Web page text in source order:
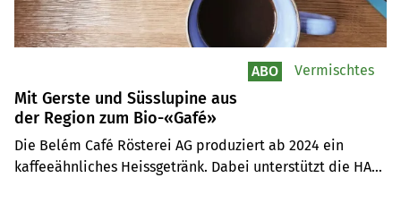
Mit Gerste und Süsslupine aus
der Region zum Bio-«Gafé»
Die Belém Café Rösterei AG produziert ab 2024 ein
kaffeeähnliches Heissgetränk. Dabei unterstützt die HAFL
ABO Vermischtes